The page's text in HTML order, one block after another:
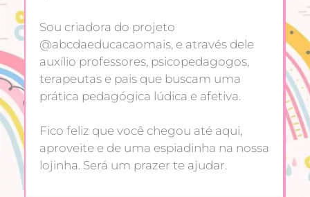
Sou criadora do projeto
@abcdaeducacaomais, e através dele
auxílio professores, psicopedagogos,
terapeutas e pais que buscam uma
prática pedagógica lúdica e afetiva.
Fico feliz que você chegou até aqui,
aproveite e de uma espiadinha na nossa
lojinha. Será um prazer te ajudar.